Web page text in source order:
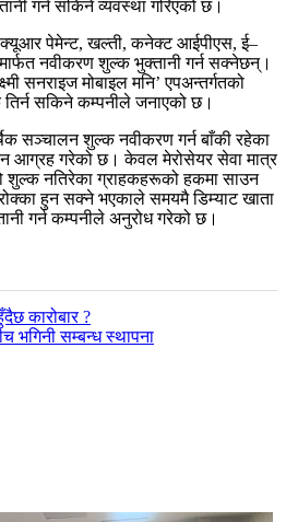
गर्न सकिने व्यवस्था गरिएको छ।
पेमेन्ट, खल्ती, कनेक्ट आईपीएस, ई–
नवीकरण शुल्क भुक्तानी गर्न सक्नेछन्।
सनराइज मोबाइल मनि’ एपअन्तर्गतको
सकिने कम्पनीले जनाएको छ।
सञ्चालन शुल्क नवीकरण गर्न बाँकी रहेका
आग्रह गरेको छ। केवल मेरोसेयर सेवा मात्र
शुल्क नतिरेका ग्राहकहरूको हकमा साउन
हुन सक्ने भएकाले समयमै डिम्याट खाता
गर्न कम्पनीले अनुरोध गरेको छ।
कारोबार ?
भगिनी सम्बन्ध स्थापना